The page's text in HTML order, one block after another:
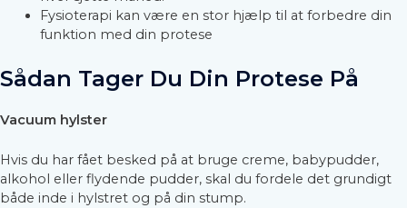
Fysioterapi kan være en stor hjælp til at forbedre din
funktion med din protese
Sådan Tager Du Din Protese På
Vacuum hylster
Hvis du har fået besked på at bruge creme, babypudder,
alkohol eller flydende pudder, skal du fordele det grundigt
både inde i hylstret og på din stump.